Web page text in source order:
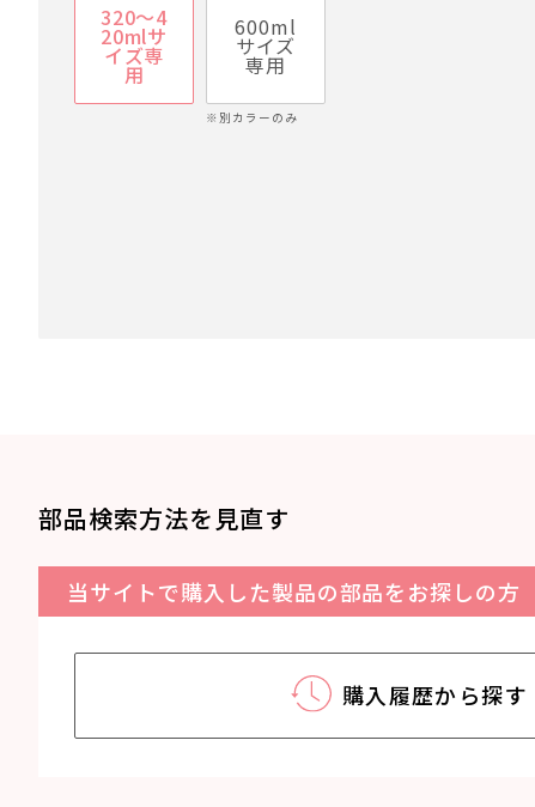
320～4
20mlサ
イズ専
用
600ml
サイズ
専用
※別カラーのみ
部品検索方法を見直す
当サイトで購入した製品の部品をお探しの方
購入履歴から探す